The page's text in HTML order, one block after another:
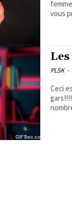
femmes
vous
PLSK -
Ceci
gars!!!!! Messieurs, forcée de constater que vous êtes de